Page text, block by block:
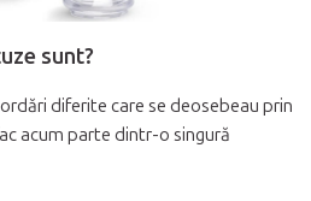
sunt?
diferite care se deosebeau prin
acum parte dintr-o singură